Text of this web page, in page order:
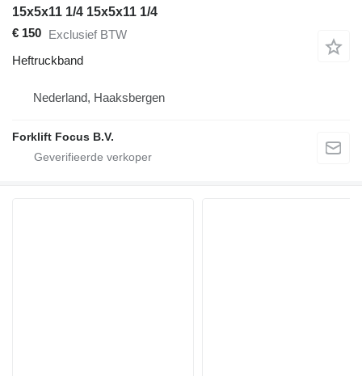
15x5x11 1/4 15x5x11 1/4
€ 150 Exclusief BTW
Heftruckband
Nederland, Haaksbergen
Forklift Focus B.V.